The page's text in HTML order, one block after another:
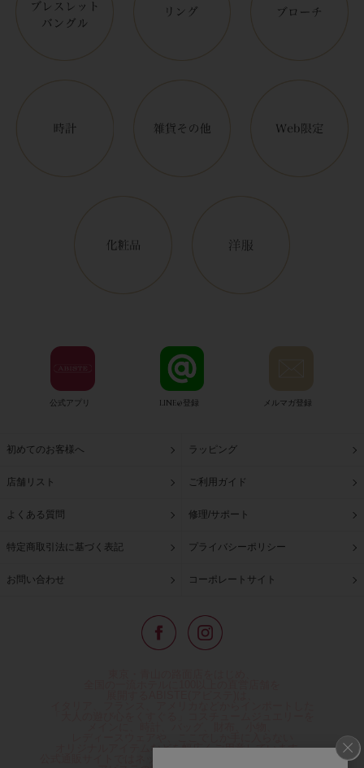
公式アプリ LINE@登録 メルマガ登録
初めてのお客様へ ラッピング
店舗リスト ご利用ガイド
よくある質問 修理/サポート
特定商取引法に基づく表記 プライバシーポリシー
お問い合わせ コーポレートサイト
オリジナルアイテムなどを幅広くご用意しています。